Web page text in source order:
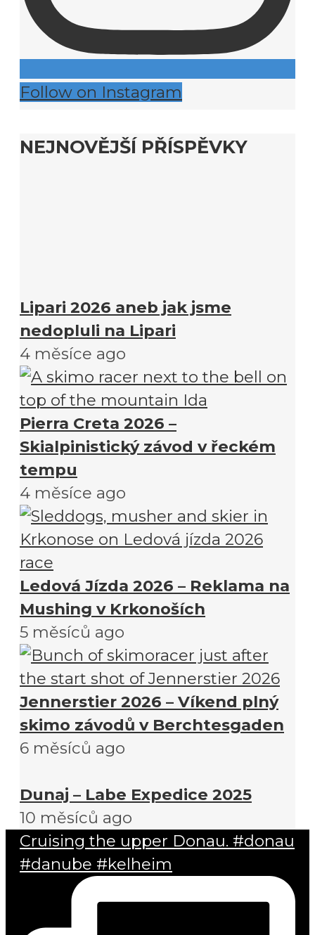
Follow on Instagram
NEJNOVĚJŠÍ PŘÍSPĚVKY
Lipari 2026 aneb jak jsme
nedopluli na Lipari
4 měsíce ago
Pierra Creta 2026 –
Skialpinistický závod v řeckém
tempu
4 měsíce ago
Ledová Jízda 2026 – Reklama na
Mushing v Krkonoších
5 měsíců ago
Jennerstier 2026 – Víkend plný
skimo závodů v Berchtesgaden
6 měsíců ago
Dunaj – Labe Expedice 2025
10 měsíců ago
Cruising the upper Donau. #donau
#danube #kelheim